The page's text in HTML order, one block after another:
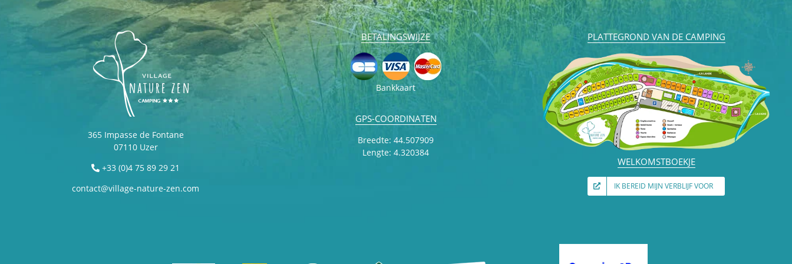
365 Impasse de Fontane
07110 Uzer
+33 (0)4 75 89 29 21
contact@village-nature-zen.com
BETALINGSWIJZE
Bankkaart
GPS-COORDINATEN
Breedte: 44.507909
Lengte: 4.320384
PLATTEGROND VAN DE CAMPING
WELKOMSTBOEKJE
IK BEREID MIJN VERBLIJF VOOR